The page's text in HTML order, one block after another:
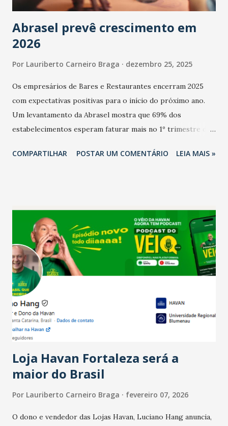
Abrasel prevê crescimento em
2026
Por Lauriberto Carneiro Braga dezembro 25, 2025
Os empresários de Bares e Restaurantes encerram 2025
com expectativas positivas para o início do próximo ano.
Um levantamento da Abrasel mostra que 69% dos
estabelecimentos esperam faturar mais no 1º trimestre de
relação ao último trimestre deste ano, 56% também
confraternizações de fim de ano e pelo pagamento do 13º
Salário para um número maior de trabalhadores, já que o
país tem a menor taxa de desemprego dos anos recentes.
Ainda segundo a Pesquisa, em novembro de 2025, 40% dos
bares e restaurantes operaram com lucro e outros 40%
registraram equilíbrio financeiro. Já o percentual de
estabelecimentos no prejuízo ficou em 19%, pouco abaixo
do observado no mês anterior. Outros 1% não existiam em
novembro. Em relação a outubro, o faturamento também
cresceu. De acordo com a pesquisa, 44% dos n...
COMPARTILHAR POSTAR UM COMENTÁRIO LEIA MAIS »
Loja Havan Fortaleza será a
maior do Brasil
Por Lauriberto Carneiro Braga fevereiro 07, 2026
O dono e vendedor das Lojas Havan, Luciano Hang anuncia,